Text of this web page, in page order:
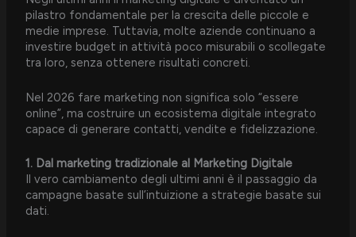
pilastro fondamentale per la crescita delle piccole e
medie imprese. Tuttavia, molte aziende continuano a
investire budget in attività poco misurabili o scollegate
tra loro, senza ottenere risultati concreti.
Nel 2026 fare marketing non significa solo “essere
online”, ma costruire un ecosistema digitale integrato
capace di generare contatti, vendite e fidelizzazione.
1. Dal marketing tradizionale al Marketing Digitale
Il vero cambiamento degli ultimi anni è il passaggio da
campagne basate sull’intuizione a strategie basate sui
dati.